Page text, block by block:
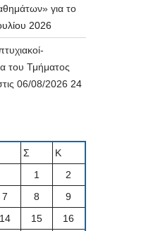
για το
2026
του Τμήματος
06/08/2026 24
Σ
Κ
1
2
7 8
9
14 15
16